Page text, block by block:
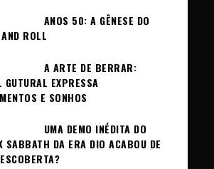
ANOS 50: A GÊNESE DO
ROLL
A ARTE DE BERRAR:
GUTURAL EXPRESSA
E SONHOS
UMA DEMO INÉDITA DO
SABBATH DA ERA DIO ACABOU DE